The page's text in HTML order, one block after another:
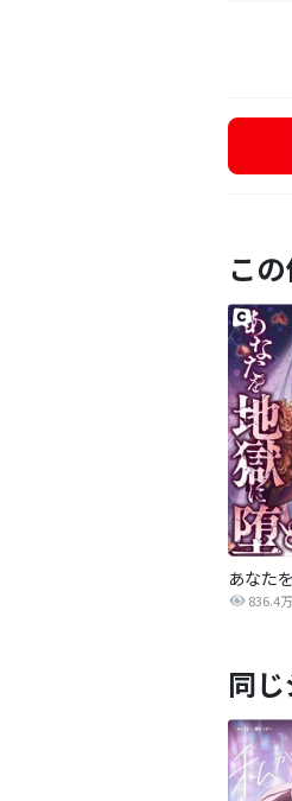
こ
836.4万
同